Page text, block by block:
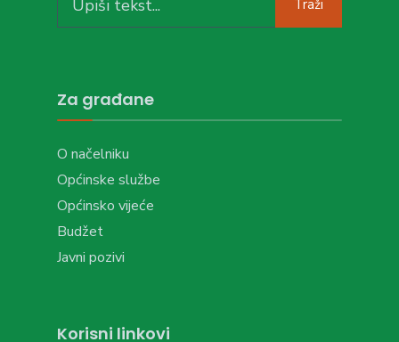
for:
Traži
Za građane
O načelniku
Općinske službe
Općinsko vijeće
Budžet
Javni pozivi
Korisni linkovi